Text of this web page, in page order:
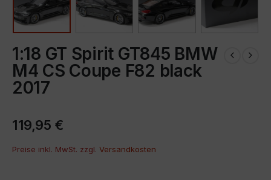
1:18 GT Spirit GT845 BMW
M4 CS Coupe F82 black
2017
119,95 €
Preise inkl. MwSt. zzgl. Versandkosten